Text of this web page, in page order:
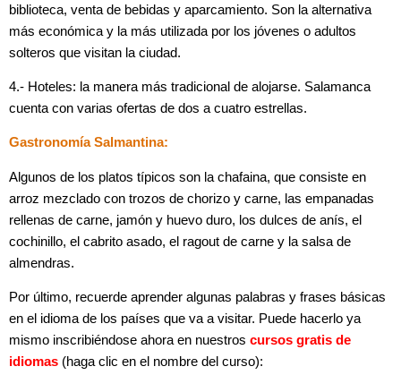
biblioteca, venta de bebidas y aparcamiento. Son la alternativa
más económica y la más utilizada por los jóvenes o adultos
solteros que visitan la ciudad.
4.- Hoteles: la manera más tradicional de alojarse. Salamanca
cuenta con varias ofertas de dos a cuatro estrellas.
Gastronomía Salmantina:
Algunos de los platos típicos son la chafaina, que consiste en
arroz mezclado con trozos de chorizo y carne, las empanadas
rellenas de carne, jamón y huevo duro, los dulces de anís, el
cochinillo, el cabrito asado, el ragout de carne y la salsa de
almendras.
Por último, recuerde aprender algunas palabras y frases básicas
en el idioma de los países que va a visitar. Puede hacerlo ya
mismo inscribiéndose ahora en nuestros cursos gratis de
idiomas (haga clic en el nombre del curso):